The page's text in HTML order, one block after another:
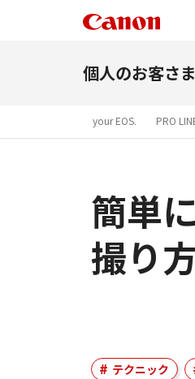
個人のお客さま
your EOS. PRO
簡単
撮り
テクニック